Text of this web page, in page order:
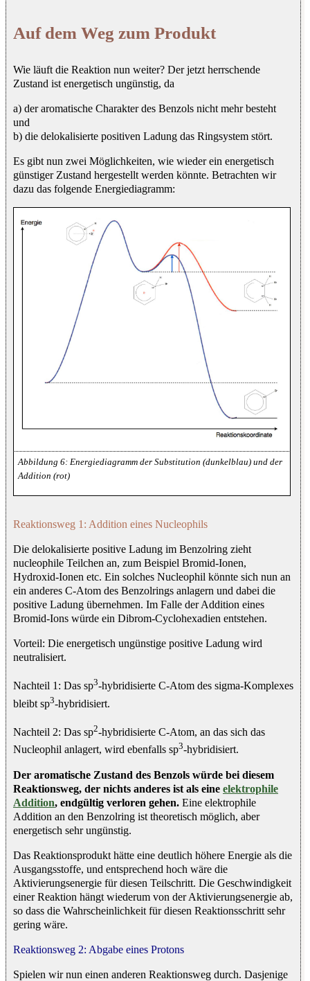
Auf dem Weg zum Produkt
Wie läuft die Reaktion nun weiter? Der jetzt herrschende
Zustand ist energetisch ungünstig, da
a) der aromatische Charakter des Benzols nicht mehr besteht
und
b) die delokalisierte positiven Ladung das Ringsystem stört.
Es gibt nun zwei Möglichkeiten, wie wieder ein energetisch
günstiger Zustand hergestellt werden könnte. Betrachten wir
dazu das folgende Energiediagramm:
Energiediagramm der Substitution (dunkelblau) und der
Addition (rot)
Reaktionsweg 1: Addition eines Nucleophils
Die delokalisierte positive Ladung im Benzolring zieht
nucleophile Teilchen an, zum Beispiel Bromid-Ionen,
Hydroxid-Ionen etc. Ein solches Nucleophil könnte sich nun an
ein anderes C-Atom des Benzolrings anlagern und dabei die
positive Ladung übernehmen. Im Falle der Addition eines
Bromid-Ions würde ein Dibrom-Cyclohexadien entstehen.
Vorteil: Die energetisch ungünstige positive Ladung wird
neutralisiert.
Nachteil 1: Das sp3-hybridisierte C-Atom des sigma-Komplexes
bleibt sp3-hybridisiert.
Nachteil 2: Das sp2-hybridisierte C-Atom, an das sich das
Nucleophil anlagert, wird ebenfalls sp3-hybridisiert.
Der aromatische Zustand des Benzols würde bei diesem
Reaktionsweg, der nichts anderes ist als eine elektrophile
Addition, endgültig verloren gehen. Eine elektrophile
Addition an den Benzolring ist theoretisch möglich, aber
energetisch sehr ungünstig.
Das Reaktionsprodukt hätte eine deutlich höhere Energie als die
Ausgangsstoffe, und entsprechend hoch wäre die
Aktivierungsenergie für diesen Teilschritt. Die Geschwindigkeit
einer Reaktion hängt wiederum von der Aktivierungsenergie ab,
so dass die Wahrscheinlichkeit für diesen Reaktionsschritt sehr
gering wäre.
Reaktionsweg 2: Abgabe eines Protons
Spielen wir nun einen anderen Reaktionsweg durch. Dasjenige